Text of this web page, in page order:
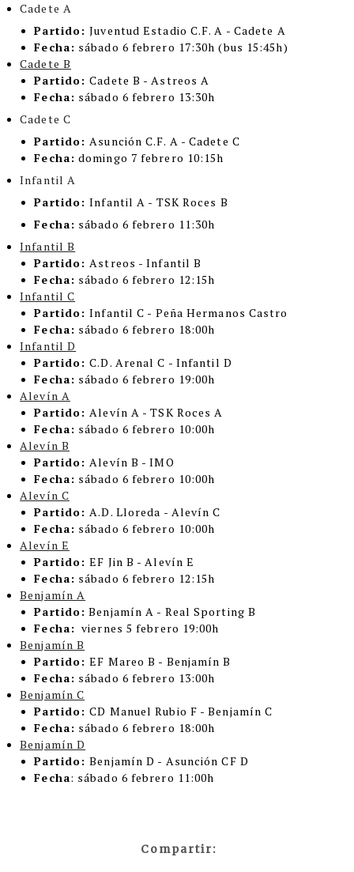
Cadete A
Partido:Juventud Estadio C.F. A - Cadete A
Fecha: sábado 6 febrero 17:30h (bus 15:45h)
Cadete B
Partido:Cadete B - Astreos A
Fecha: sábado 6 febrero 13:30h
Cadete C
Partido:Asunción C.F. A - Cadete C
Fecha: domingo 7 febrero 10:15h
Infantil A
Partido:Infantil A - TSK Roces B
Fecha: sábado 6 febrero 11:30h
Infantil B
Partido:Astreos - Infantil B
Fecha: sábado 6 febrero 12:15h
Infantil C
Partido:Infantil C - Peña Hermanos Castro
Fecha: sábado 6 febrero 18:00h
Infantil D
Partido:C.D. Arenal C - Infantil D
Fecha: sábado 6 febrero 19:00h
Alevín A
Partido:Alevín A - TSK Roces A
Fecha: sábado 6 febrero 10:00h
Alevín B
Partido:Alevín B - IMO
Fecha: sábado 6 febrero 10:00h
Alevín C
Partido:A.D. Lloreda - Alevín C
Fecha: sábado 6 febrero 10:00h
Alevín E
Partido:EF Jin B - Alevín E
Fecha: sábado 6 febrero 12:15h
Benjamín A
Partido: Benjamín A - Real Sporting B
Fecha: viernes 5 febrero 19:00h
Benjamín B
Partido:EF Mareo B - Benjamín B
Fecha: sábado 6 febrero 13:00h
Benjamín C
Partido:CD Manuel Rubio F - Benjamín C
Fecha: sábado 6 febrero 18:00h
Benjamín D
Partido:Benjamín D - Asunción CF D
Fecha: sábado 6 febrero 11:00h
Compartir: